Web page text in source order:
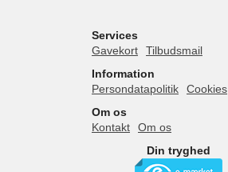
Services
Gavekort
Tilbudsmail
Information
Persondatapolitik
Cookies
Om os
Kontakt
Om os
Din tryghed